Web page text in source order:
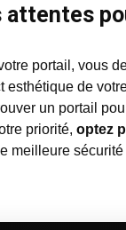
attentes
portail, vous
esthétique de
un portail
priorité, optez
meilleure